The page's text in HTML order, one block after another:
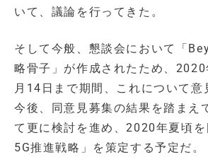
いて、議論を行ってきた。
そして今般、懇談会において「
略骨子」が作成されたため、
月14日まで期間、これについて意
今後、同意見募集の結果を踏まえ
て更に検討を進め、2020年夏頃
5G推進戦略」を策定する予定だ。